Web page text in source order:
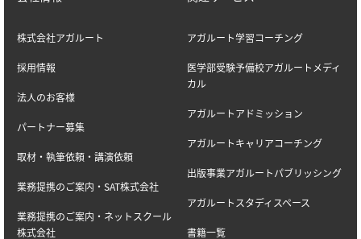
株式会社アガルート
採用情報
法人のお客様
パートナー募集
取材・執筆依頼・講演依頼
業務提携のご案内・SAT株式会社
業務提携のご案内・ネットスクール
株式会社
アガルート学習コーチング
医学部受験予備校アガルートメディ
カル
アガルートアドミッション
アガルートキャリアコーチング
出版事業アガルートパブリッシング
アガルートスタディスペース
書籍一覧